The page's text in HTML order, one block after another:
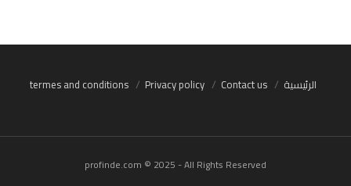
الرئيسية Contact us
Privacy policy
termes and conditions
profinde.com © 2025 - All Rights Reserved